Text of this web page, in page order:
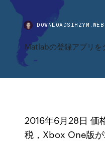
Matlabの登録アプリを
2016年6月28日 価
税，Xbox One版